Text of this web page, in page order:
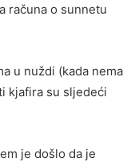
računa o sunnetu
u nuždi (kada nema
kjafira su sljedeći
je došlo da je